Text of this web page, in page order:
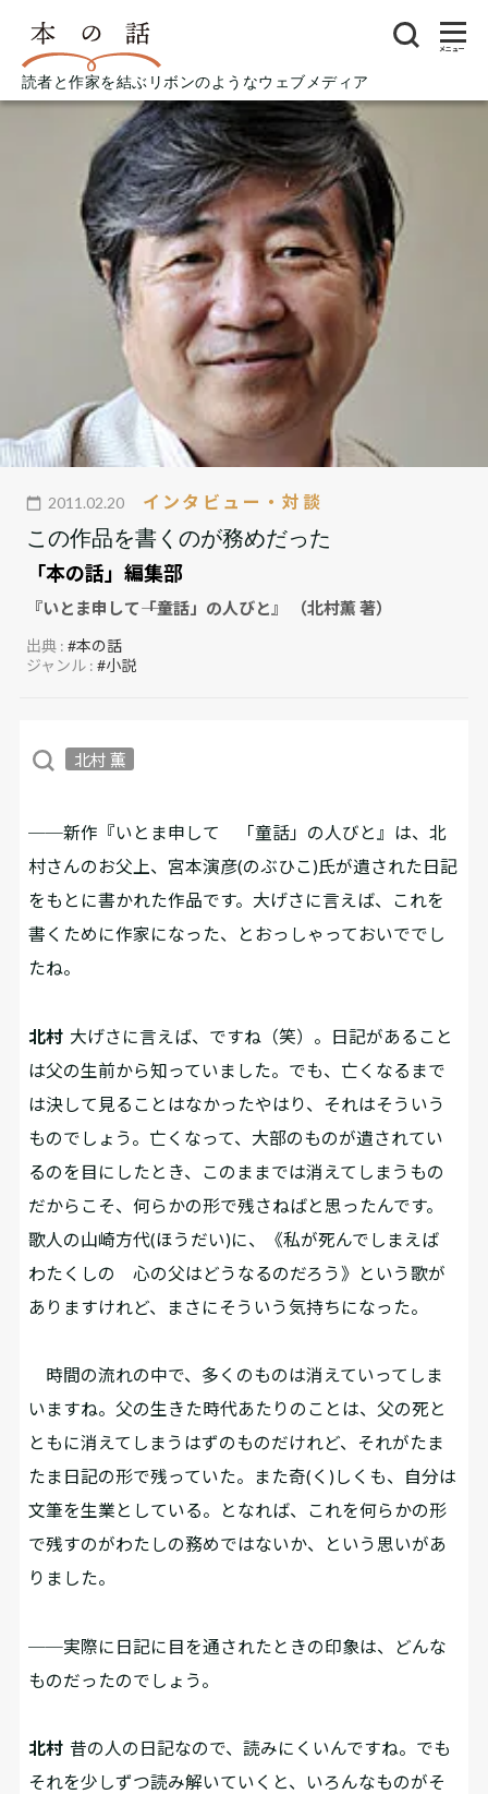
読者と作家を結ぶリボンのようなウェブメディア
メニュー
2011.02.20 インタビュー・対談
この作品を書くのが務めだった
「本の話」編集部
『いとま申して――「童話」の人びと』 （北村薫 著）
出典 :#本の話
ジャンル :#小説
北村 薫
──新作『いとま申して 「童話」の人びと』は、北
村さんのお父上、宮本演彦(のぶひこ)氏が遺された日記
をもとに書かれた作品です。大げさに言えば、これを
書くために作家になった、とおっしゃっておいででし
たね。
北村 大げさに言えば、ですね（笑）。日記があること
は父の生前から知っていました。でも、亡くなるまで
は決して見ることはなかった――やはり、それはそういう
ものでしょう。亡くなって、大部のものが遺されてい
るのを目にしたとき、このままでは消えてしまうもの
だからこそ、何らかの形で残さねば――と思ったんです。
歌人の山崎方代(ほうだい)に、《私が死んでしまえば
わたくしの 心の父はどうなるのだろう》という歌が
ありますけれど、まさにそういう気持ちになった。
時間の流れの中で、多くのものは消えていってしま
いますね。父の生きた時代あたりのことは、父の死と
ともに消えてしまうはずのものだけれど、それがたま
たま日記の形で残っていた。また奇(く)しくも、自分は
文筆を生業としている。となれば、これを何らかの形
で残すのがわたしの務めではないか、という思いがあ
りました。
──実際に日記に目を通されたときの印象は、どんな
ものだったのでしょう。
北村 昔の人の日記なので、読みにくいんですね。でも
それを少しずつ読み解いていくと、いろんなものがそ